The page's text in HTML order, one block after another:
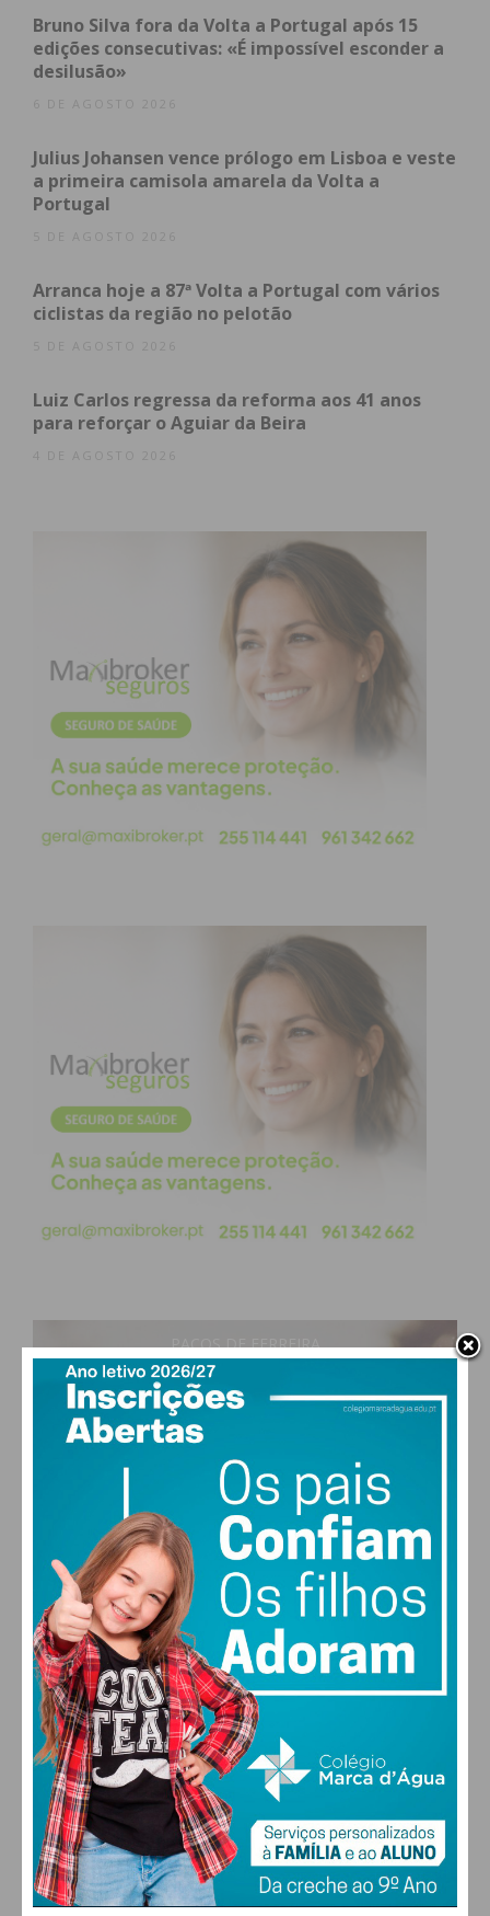
Na última época, o médio completou 3.183 minutos
ao serviço do Gil Vicente, em 37 jogos da I Liga,
Taça de Portugal e Taça da Liga. Foi
do Mês»
do campeonato em fevereiro.
Recorde-se que o emblema liderado por Ricardo
Soares alcançou o quinto lugar no campeonato e
está apurado para a Liga Conferência na próxima
Subscreva a newsletter do
Assine nossa newsletter por e-mail e
Eu li e concordo com os termos e
condições
Bruno Silva fora da Volta a Portugal após 15
edições consecutivas: «É impossível esconder a
desilusão»
6 DE AGOSTO 2026
Julius Johansen vence prólogo em Lisboa e veste
a primeira camisola amarela da Volta a
Portugal
5 DE AGOSTO 2026
Arranca hoje a 87ª Volta a Portugal com vários
ciclistas da região no pelotão
5 DE AGOSTO 2026
Luiz Carlos regressa da reforma aos 41 anos
para reforçar o Aguiar da Beira
4 DE AGOSTO 2026
PAÇOS DE FERREIRA
24°
clear sky
53% humidade
30°
QUI
30
SEX
29°
SÁB
28°
DOM
ALTERAR
FARMACIAS DE SERVIÇO EM PAÇOS DE
FERREIRA